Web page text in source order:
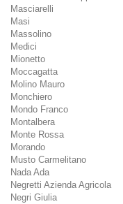
Masciarelli
Masi
Massolino
Medici
Mionetto
Moccagatta
Molino Mauro
Monchiero
Mondo Franco
Montalbera
Monte Rossa
Morando
Musto Carmelitano
Nada Ada
Negretti Azienda Agricola
Negri Giulia